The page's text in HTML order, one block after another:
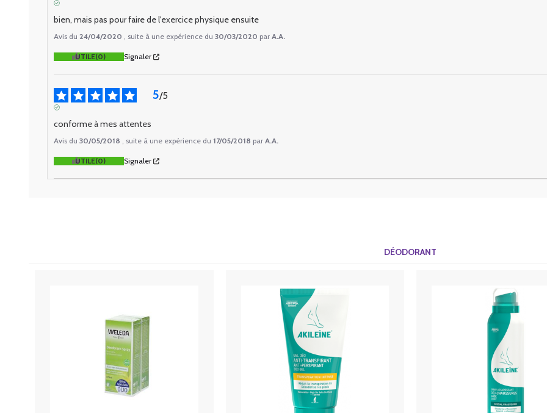
bien, mais pas pour faire de l'exercice physique ensuite
Avis du 24/04/2020 , suite à une expérience du 30/03/2020 par A.A.
UTILE(0) Signaler
5/5
conforme à mes attentes
Avis du 30/05/2018 , suite à une expérience du 17/05/2018 par A.A.
UTILE(0) Signaler
DÉODORANT